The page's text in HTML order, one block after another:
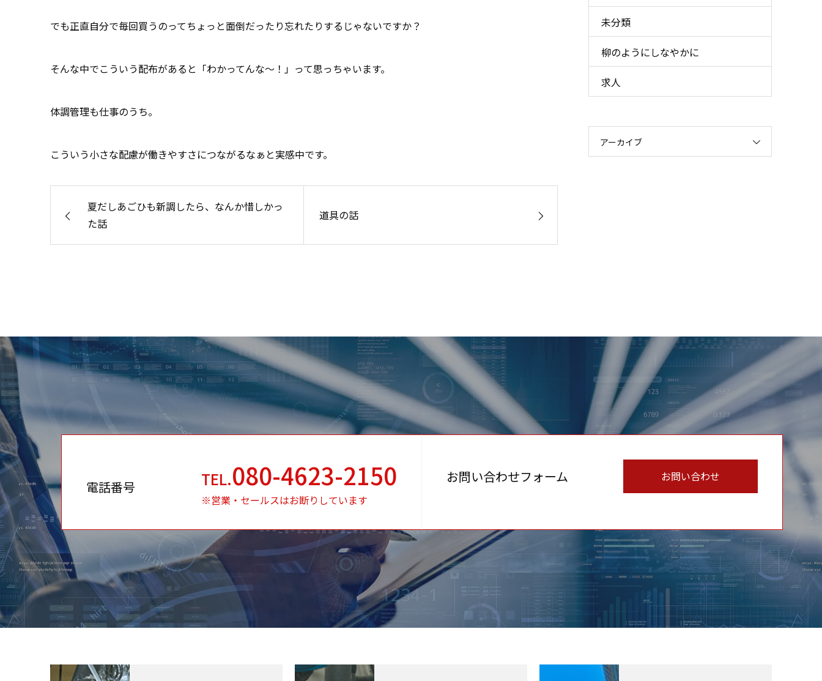
でも正直自分で毎回買うのってちょっと面倒だったり忘れたりするじゃないですか？
そんな中でこういう配布があると「わかってんな〜！」って思っちゃいます。
体調管理も仕事のうち。
こういう小さな配慮が働きやすさにつながるなぁと実感中です。
夏だしあごひも新調したら、なんか惜しかっ
た話
道具の話
未分類
柳のようにしなやかに
求人
アーカイブ
電話番号 TEL.080-4623-2150
※営業・セールスはお断りしています
お問い合わせフォーム お問い合わせ